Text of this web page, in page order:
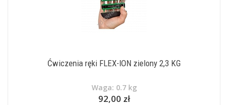
Ćwiczenia ręki FLEX-ION zielony 2,3 KG
Waga: 0.7 kg
92,00 zł